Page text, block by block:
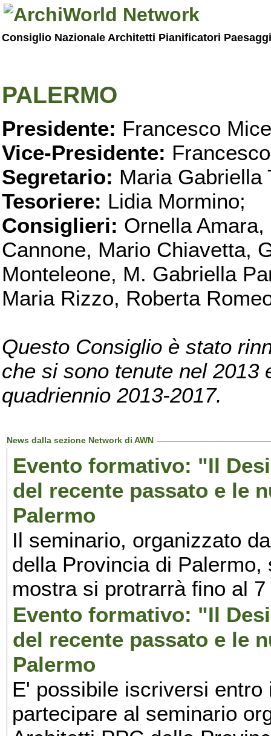
Consiglio Nazionale Architetti Pianificatori
PALERMO
Presidente: Francesco
Vice-Presidente:
Segretario: Maria Gabriella
Tesoriere: Lidia Mormino;
Consiglieri: Ornella
Cannone, Mario Chiavetta,
Monteleone, M. Gabriella
Maria Rizzo, Roberta
Questo Consiglio è stato
che si sono tenute nel 2013
quadriennio 2013-2017.
News dalla sezione Network di AWN
Evento formativo: "Il
del recente passato e le
Palermo
Il seminario, organizzato
della Provincia di
mostra si protrarrà fino al
Evento formativo: "Il
del recente passato e le
Palermo
E' possibile iscriversi
partecipare al seminario